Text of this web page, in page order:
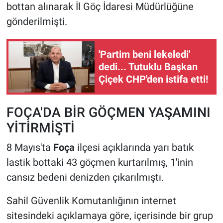
bottan alınarak İl Göç İdaresi Müdürlüğüne
gönderilmişti.
'Partim beni lekeledi'
dedi... Tutuklu Başkan
Çiçek CHP'den istifa etti!
FOÇA'DA BİR GÖÇMEN YAŞAMINI
YİTİRMİŞTİ
8 Mayıs'ta Foça ilçesi açıklarında yarı batık
lastik bottaki 43 göçmen kurtarılmış, 1'inin
cansız bedeni denizden çıkarılmıştı.
Sahil Güvenlik Komutanlığının internet
sitesindeki açıklamaya göre, içerisinde bir grup